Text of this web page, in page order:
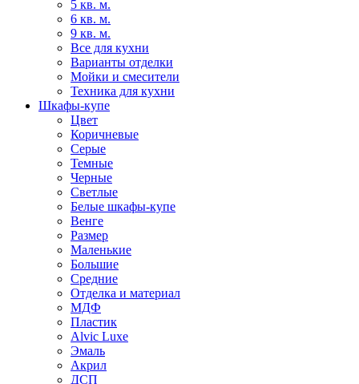
5 кв. м.
6 кв. м.
9 кв. м.
Все для кухни
Варианты отделки
Мойки и смесители
Техника для кухни
Шкафы-купе
Цвет
Коричневые
Серые
Темные
Черные
Светлые
Белые шкафы-купе
Венге
Размер
Маленькие
Большие
Средние
Отделка и материал
МДФ
Пластик
Alvic Luxe
Эмаль
Акрил
ДСП